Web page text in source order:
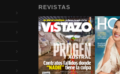
›
›
›
›
REVISTAS